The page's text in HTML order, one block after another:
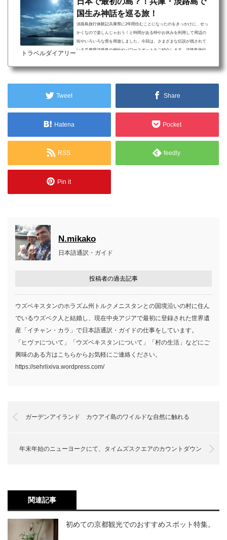
国生み神話を巡る旅！
淡路島旅行体験記兵庫県に2年間住むことになったのをきっかけに、せっ
かくなので楽しんじゃおう！と時間がある時やお休みを利用して周辺の
街やいろいろな県を周遊しました。今回は、さまざまな伝説が残されて
いる兵庫県淡路島の神社やパワースポットをご紹介します。淡路島旅行
パワーを充電 淡路島の広大な景色をゆっくり眺望 新鮮な淡路島産の海の
ノミコト）」と「伊弉冉尊（イザナミノミコト...
トラベルダイアリー
Tweet Share
Hatena Pocket
RSS feedly
Pin it
N.mikako
日本語通訳・ガイド
投稿者の過去記事
ウズベキスタンのホラズム州トルクメニスタンとの国境沿いの村に住ん
でいるウズベク人と結婚し、現在中央アジアで最初に登録された世界遺
産「イチャン・カラ」で日本語通訳・ガイドの仕事をしています。
「ヒヴァについて」「ウズベキスタンについて」「村の生活」などにご
興味のある方はこちらからお気軽にご連絡ください。
https://sehrlixiva.wordpress.com/
ガーデンアイランド カウアイ島のワイルドな自然に触れる
年末年始のニューヨークにて、タイムズスクエアのカウントダウン
関連記事
初めての京都観光でのおすすめスポット特集。